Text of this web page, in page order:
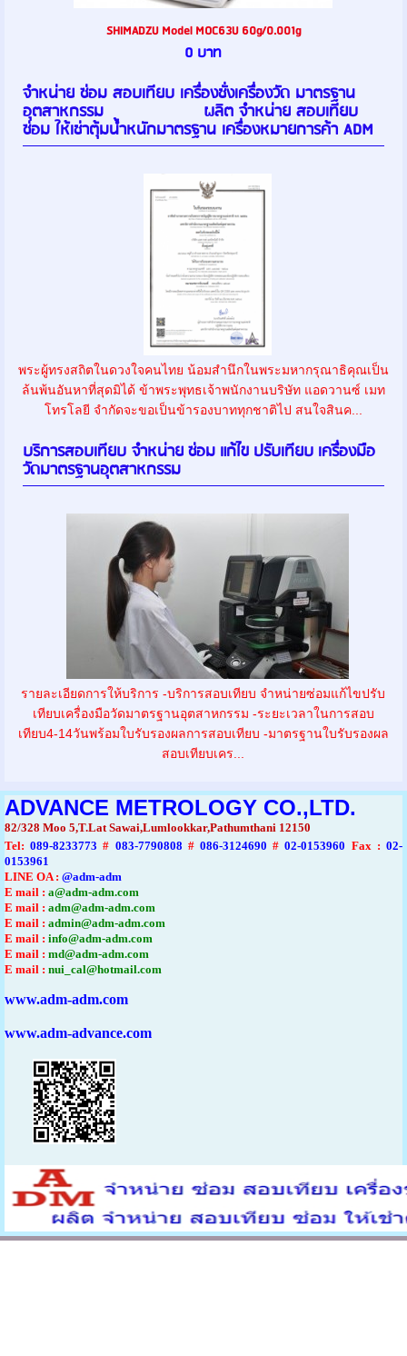
SHIMADZU Model MOC63U 60g/0.001g
0 บาท
จำหน่าย ซ่อม สอบเทียบ เครื่องชั่งเครื่องวัด มาตรฐาน
อุตสาหกรรม ผลิต จำหน่าย สอบเทียบ
ซ่อม ให้เช่าตุ้มน้ำหนักมาตรฐาน เครื่องหมายการค้า ADM
พระผู้ทรงสถิตในดวงใจคนไทย น้อมสำนึกในพระมหากรุณาธิคุณเป็น
ล้นพ้นอันหาที่สุดมิได้ ข้าพระพุทธเจ้าพนักงานบริษัท แอดวานซ์ เมท
โทรโลยี จำกัดจะขอเป็นข้ารองบาททุกชาติไป สนใจสินค...
บริการสอบเทียบ จำหน่าย ซ่อม แก้ไข ปรับเทียบ เครื่องมือ
วัดมาตรฐานอุตสาหกรรม
รายละเอียดการให้บริการ -บริการสอบเทียบ จำหน่ายซ่อมแก้ไขปรับ
เทียบเครื่องมือวัดมาตรฐานอุตสาหกรรม -ระยะเวลาในการสอบ
เทียบ4-14วันพร้อมใบรับรองผลการสอบเทียบ -มาตรฐานใบรับรองผล
สอบเทียบเคร...
ADVANCE METROLOGY CO.,LTD.
82/328 Moo 5,T.Lat Sawai,Lumlookkar,Pathumthani 12150
Tel: 089-8233773 # 083-7790808 #086-3124690 #02-0153960 Fax :02-
0153961
LINE OA : @adm-adm
E mail : a@adm-adm.com
E mail : adm@adm-adm.com
E mail : admin@adm-adm.com
E mail : info@adm-adm.com
E mail : md@adm-adm.com
E mail : nui_cal@hotmail.com
www.adm-adm.com
www.adm-advance.com